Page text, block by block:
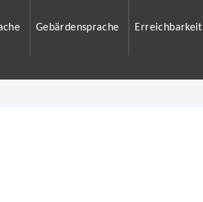
Gebärdensprache Erreichbarkeit